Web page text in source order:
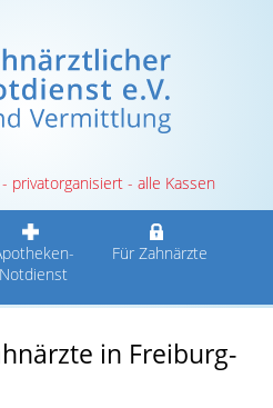
privatorganisiert - alle Kassen
Notdienst
Für Zahnärzte
in Freiburg-